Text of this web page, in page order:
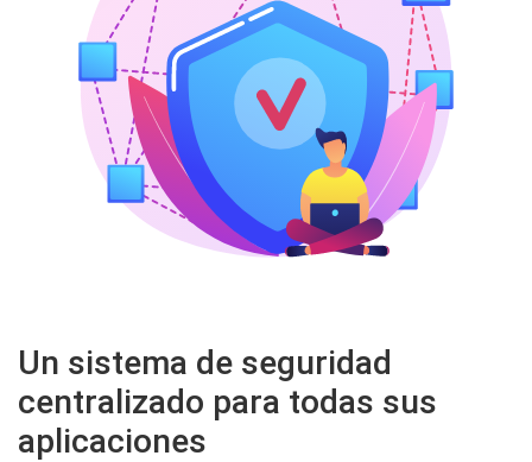
Un sistema de seguridad
centralizado para todas sus
aplicaciones